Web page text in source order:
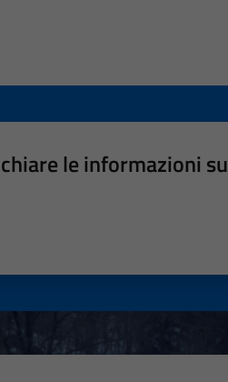
le informazioni